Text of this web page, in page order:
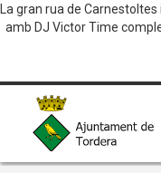
La gran rua de
amb DJ Victor Time